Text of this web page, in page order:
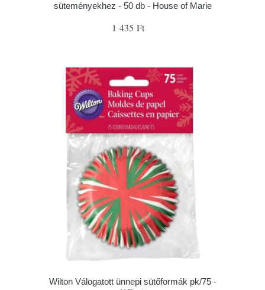
süteményekhez - 50 db - House of Marie
1 435 Ft
Wilton Válogatott ünnepi sütőformák pk/75 -